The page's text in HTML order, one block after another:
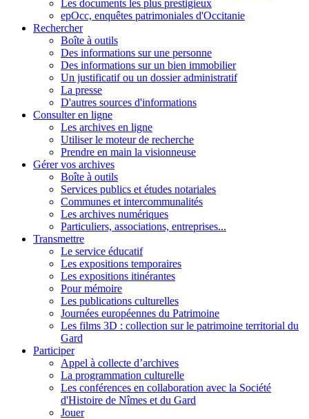
Les documents les plus prestigieux
epOcc, enquêtes patrimoniales d'Occitanie
Rechercher
Boîte à outils
Des informations sur une personne
Des informations sur un bien immobilier
Un justificatif ou un dossier administratif
La presse
D'autres sources d'informations
Consulter en ligne
Les archives en ligne
Utiliser le moteur de recherche
Prendre en main la visionneuse
Gérer vos archives
Boîte à outils
Services publics et études notariales
Communes et intercommunalités
Les archives numériques
Particuliers, associations, entreprises...
Transmettre
Le service éducatif
Les expositions temporaires
Les expositions itinérantes
Pour mémoire
Les publications culturelles
Journées européennes du Patrimoine
Les films 3D : collection sur le patrimoine territorial du
Gard
Participer
Appel à collecte d’archives
La programmation culturelle
Les conférences en collaboration avec la Société
d'Histoire de Nîmes et du Gard
Jouer